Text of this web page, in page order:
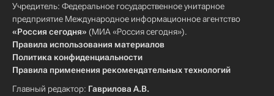
Учредитель: Федеральное государственное унитарное
предприятие Международное информационное агентство
«Россия сегодня» (МИА «Россия сегодня»).
Правила использования материалов
Политика конфиденциальности
Правила применения рекомендательных технологий
Главный редактор: Гаврилова А.В.